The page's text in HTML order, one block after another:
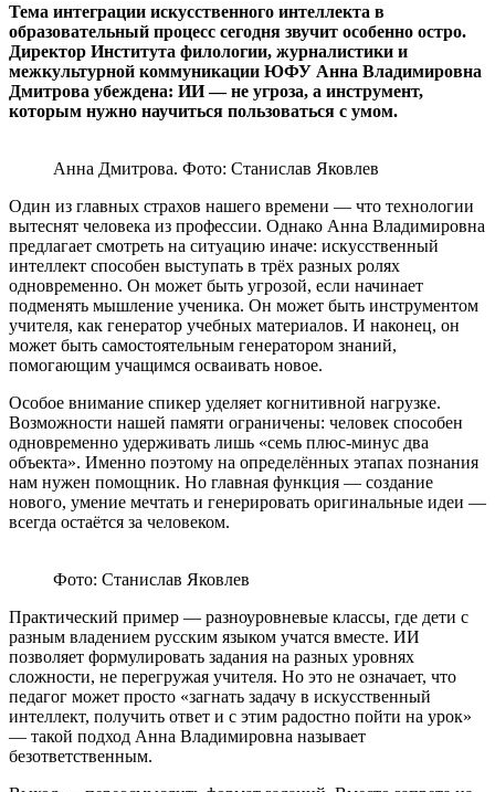
Тема интеграции искусственного интеллекта в
образовательный процесс сегодня звучит особенно остро.
Директор Института филологии, журналистики и
межкультурной коммуникации ЮФУ Анна Владимировна
Дмитрова убеждена: ИИ — не угроза, а инструмент,
которым нужно научиться пользоваться с умом.
Анна Дмитрова. Фото: Станислав Яковлев
Один из главных страхов нашего времени — что технологии
вытеснят человека из профессии. Однако Анна Владимировна
предлагает смотреть на ситуацию иначе: искусственный
интеллект способен выступать в трёх разных ролях
одновременно. Он может быть угрозой, если начинает
подменять мышление ученика. Он может быть инструментом
учителя, как генератор учебных материалов. И наконец, он
может быть самостоятельным генератором знаний,
помогающим учащимся осваивать новое.
Особое внимание спикер уделяет когнитивной нагрузке.
Возможности нашей памяти ограничены: человек способен
одновременно удерживать лишь «семь плюс-минус два
объекта». Именно поэтому на определённых этапах познания
нам нужен помощник. Но главная функция — создание
нового, умение мечтать и генерировать оригинальные идеи —
всегда остаётся за человеком.
Фото: Станислав Яковлев
Практический пример — разноуровневые классы, где дети с
разным владением русским языком учатся вместе. ИИ
позволяет формулировать задания на разных уровнях
сложности, не перегружая учителя. Но это не означает, что
педагог может просто «загнать задачу в искусственный
интеллект, получить ответ и с этим радостно пойти на урок»
— такой подход Анна Владимировна называет
безответственным.